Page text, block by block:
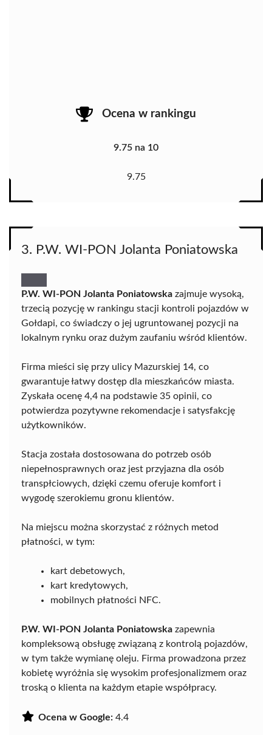
Ocena w rankingu
9.75 na 10
9.75
3. P.W. WI-PON Jolanta Poniatowska
P.W. WI-PON Jolanta Poniatowska zajmuje wysoką,
trzecią pozycję w rankingu stacji kontroli pojazdów w
Gołdapi, co świadczy o jej ugruntowanej pozycji na
lokalnym rynku oraz dużym zaufaniu wśród klientów.
Firma mieści się przy ulicy Mazurskiej 14, co
gwarantuje łatwy dostęp dla mieszkańców miasta.
Zyskała ocenę 4,4 na podstawie 35 opinii, co
potwierdza pozytywne rekomendacje i satysfakcję
użytkowników.
Stacja została dostosowana do potrzeb osób
niepełnosprawnych oraz jest przyjazna dla osób
transpłciowych, dzięki czemu oferuje komfort i
wygodę szerokiemu gronu klientów.
Na miejscu można skorzystać z różnych metod
płatności, w tym:
kart debetowych,
kart kredytowych,
mobilnych płatności NFC.
P.W. WI-PON Jolanta Poniatowska zapewnia
kompleksową obsługę związaną z kontrolą pojazdów,
w tym także wymianę oleju. Firma prowadzona przez
kobietę wyróżnia się wysokim profesjonalizmem oraz
troską o klienta na każdym etapie współpracy.
Ocena w Google: 4.4